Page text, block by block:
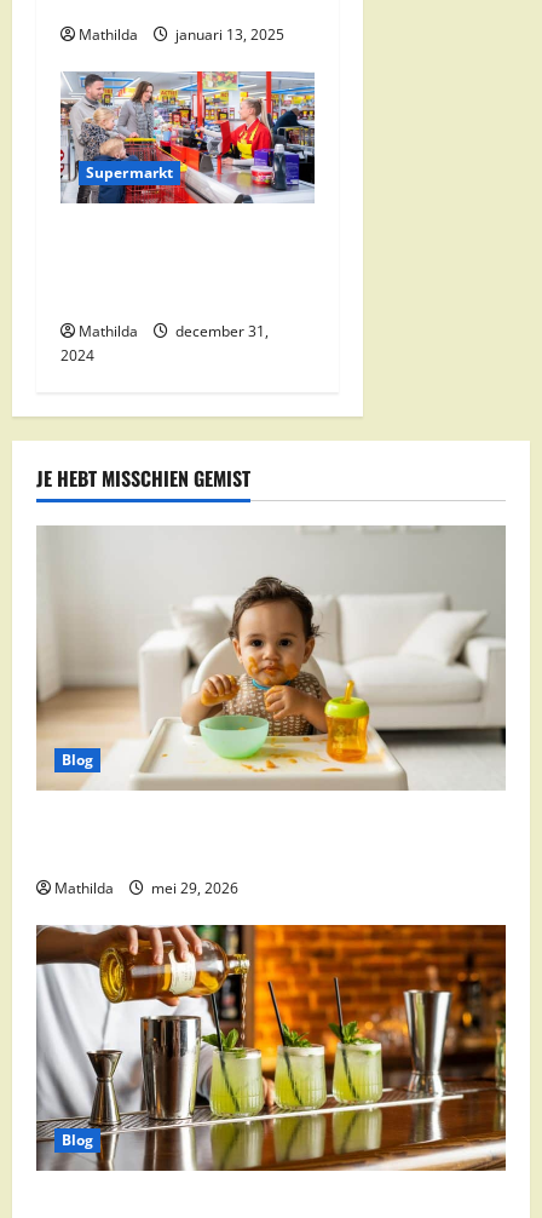
Mathilda januari 13, 2025
Supermarkt
Mathilda
december 31,
2024
JE HEBT MISSCHIEN GEMIST
Blog
Mathilda mei 29, 2026
Blog